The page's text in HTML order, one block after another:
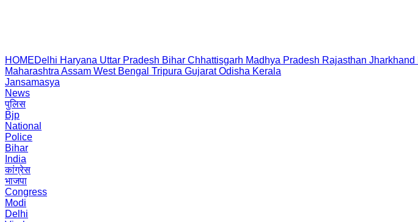
HOMEDelhi Haryana Uttar Pradesh Bihar Chhattisgarh Madhya Pradesh Rajasthan Jharkhand
Maharashtra Assam West Bengal Tripura Gujarat Odisha Kerala
Jansamasya
News
पुलिस
Bjp
National
Police
Bihar
India
कांग्रेस
भाजपा
Congress
Modi
Delhi